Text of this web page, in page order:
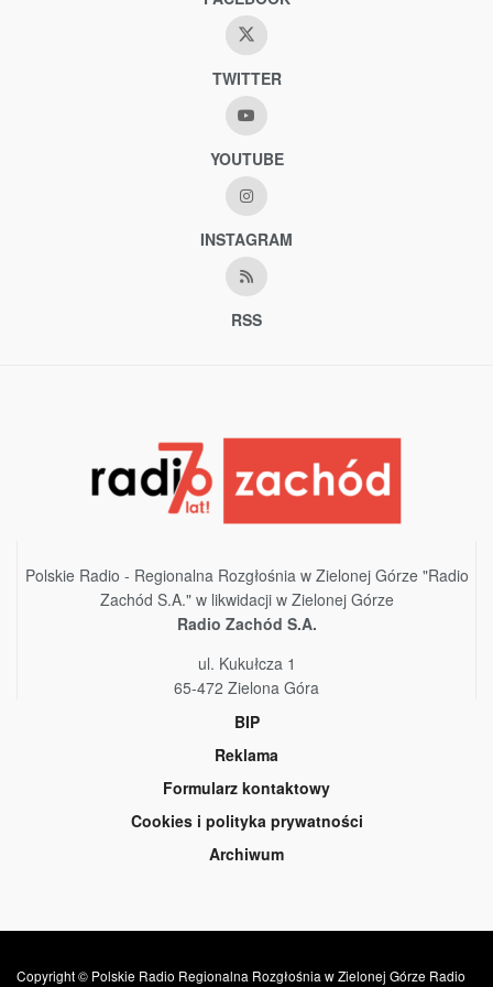
TWITTER
YOUTUBE
INSTAGRAM
RSS
Polskie Radio - Regionalna Rozgłośnia w Zielonej Górze "Radio
Zachód S.A." w likwidacji w Zielonej Górze
Radio Zachód S.A.
ul. Kukułcza 1
65-472 Zielona Góra
BIP
Reklama
Formularz kontaktowy
Cookies i polityka prywatności
Archiwum
Copyright © Polskie Radio Regionalna Rozgłośnia w Zielonej Górze Radio